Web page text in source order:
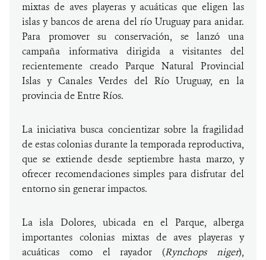
mixtas de aves playeras y acuáticas que eligen las
islas y bancos de arena del río Uruguay para anidar.
Para promover su conservación, se lanzó una
campaña informativa dirigida a visitantes del
recientemente creado Parque Natural Provincial
Islas y Canales Verdes del Río Uruguay, en la
provincia de Entre Ríos.
La iniciativa busca concientizar sobre la fragilidad
de estas colonias durante la temporada reproductiva,
que se extiende desde septiembre hasta marzo, y
ofrecer recomendaciones simples para disfrutar del
entorno sin generar impactos.
La isla Dolores, ubicada en el Parque, alberga
importantes colonias mixtas de aves playeras y
acuáticas como el rayador (Rynchops niger),